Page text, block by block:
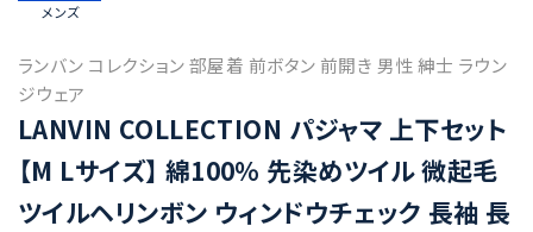
メンズ
ランバン コレクション 部屋着 前ボタン 前開き 男性 紳士 ラウン
ジウェア
LANVIN COLLECTION パジャマ 上下セット
【M Lサイズ】 綿100% 先染めツイル 微起毛
ツイルヘリンボン ウィンドウチェック 長袖 長